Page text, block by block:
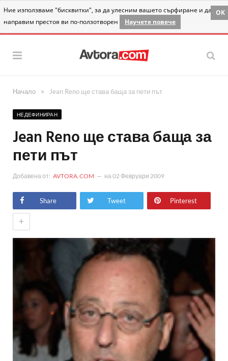
Ние използваме "бисквитки", за да улесним вашето сърфиране и да
направим престоя ви по-ползотворен
Научете повече
OK
Начало » Jean Reno ще става баща за пети път
НЕДЕФИНИРАН
Jean Reno ще става баща за
пети път
Добавена от: AVTORA.COM на02 Февруари 2009
Share Tweet Pinterest
+